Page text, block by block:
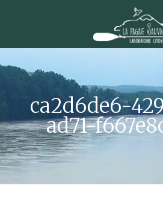
ca2d6de6-
ad71-